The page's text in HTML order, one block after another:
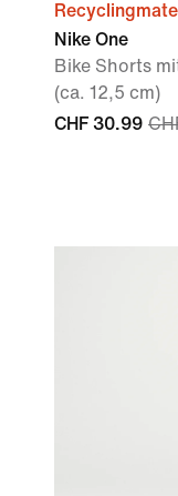
Nike One
Bike Shorts
(ca. 12,5 cm)
CHF 30.99